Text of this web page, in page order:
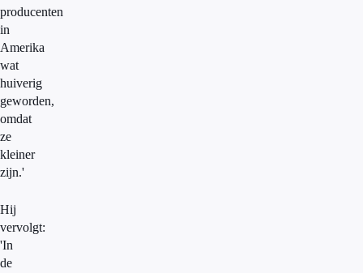
producenten
in
Amerika
wat
huiverig
geworden,
omdat
ze
kleiner
zijn.'
Hij
vervolgt:
'In
de